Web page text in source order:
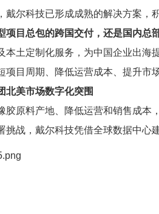
戴尔科技已形成成熟的解决方案，
项目总包的跨国交付，还是国内总
本土定制化服务，为中国企业出
项目周期、降低运营成本、提升市
北美市场数字化突围
胶原料产地、降低运营和销售成本
挑战，戴尔科技凭借全球数据中